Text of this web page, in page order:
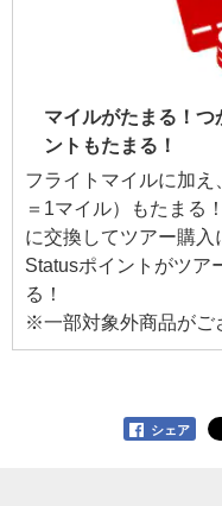
マイルがたまる！
ントもたまる！
フライトマイルに加え
＝1マイル）もたまる
に交換してツアー購
Statusポイントがツア
る！
※一部対象外商品がご
シェア